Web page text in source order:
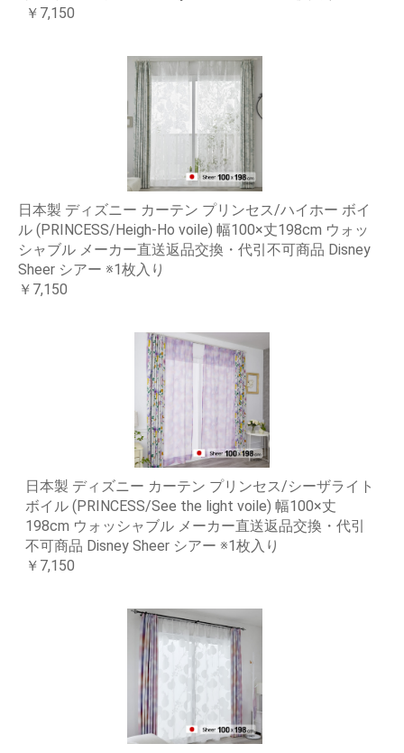
￥7,150
日本製 ディズニー カーテン プリンセス/ハイホー ボイ
ル (PRINCESS/Heigh-Ho voile) 幅100×丈198cm ウォッ
シャブル メーカー直送返品交換・代引不可商品 Disney
Sheer シアー ※1枚入り
￥7,150
日本製 ディズニー カーテン プリンセス/シーザライト
ボイル (PRINCESS/See the light voile) 幅100×丈
198cm ウォッシャブル メーカー直送返品交換・代引
不可商品 Disney Sheer シアー ※1枚入り
￥7,150